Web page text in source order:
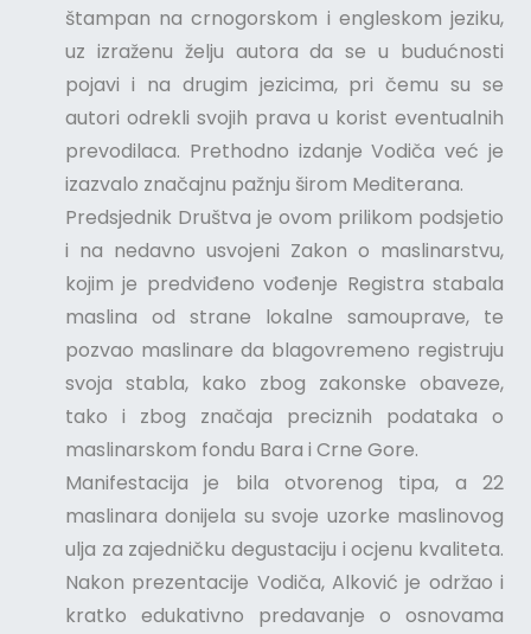
štampan na crnogorskom i engleskom jeziku,
uz izraženu želju autora da se u budućnosti
pojavi i na drugim jezicima, pri čemu su se
autori odrekli svojih prava u korist eventualnih
prevodilaca. Prethodno izdanje Vodiča već je
izazvalo značajnu pažnju širom Mediterana.
Predsjednik Društva je ovom prilikom podsjetio
i na nedavno usvojeni Zakon o maslinarstvu,
kojim je predviđeno vođenje Registra stabala
maslina od strane lokalne samouprave, te
pozvao maslinare da blagovremeno registruju
svoja stabla, kako zbog zakonske obaveze,
tako i zbog značaja preciznih podataka o
maslinarskom fondu Bara i Crne Gore.
Manifestacija je bila otvorenog tipa, a 22
maslinara donijela su svoje uzorke maslinovog
ulja za zajedničku degustaciju i ocjenu kvaliteta.
Nakon prezentacije Vodiča, Alković je održao i
kratko edukativno predavanje o osnovama